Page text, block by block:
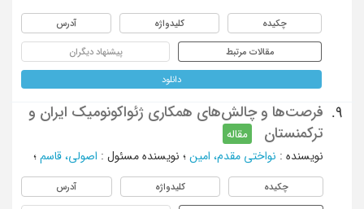
چکیده کلیدواژه آدرس
مقالات مرتبط پیشنهاد دیگران
دانلود
9.
فرصت‌ها و چالش‌های همکاری ژئواکونومیک ایران و
ترکمنستان
مقاله
نویسنده : نواختی مقدم، امین ؛ نویسنده مسئول : اصولی، قاسم ؛
چکیده کلیدواژه آدرس